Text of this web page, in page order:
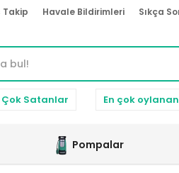
Takip Havale Bildirimleri Sıkça
Çok Satanlar En çok
Pompalar